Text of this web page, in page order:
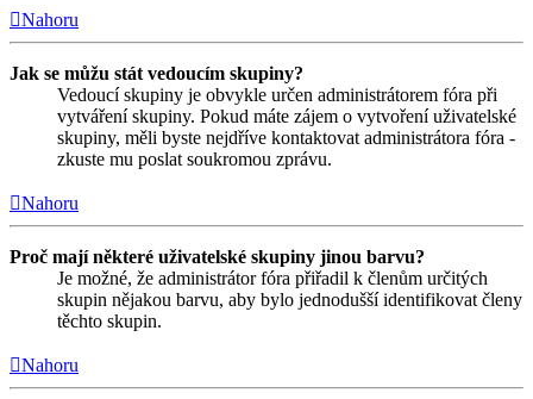
Nahoru
Jak se můžu stát vedoucím skupiny?
Vedoucí skupiny je obvykle určen administrátorem fóra při
vytváření skupiny. Pokud máte zájem o vytvoření uživatelské
skupiny, měli byste nejdříve kontaktovat administrátora fóra -
zkuste mu poslat soukromou zprávu.
Nahoru
Proč mají některé uživatelské skupiny jinou barvu?
Je možné, že administrátor fóra přiřadil k členům určitých
skupin nějakou barvu, aby bylo jednodušší identifikovat členy
těchto skupin.
Nahoru